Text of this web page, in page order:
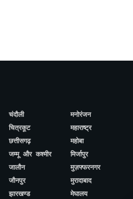
चंदौली
चित्रकूट
छत्तीसगढ़
जम्मू और कश्मीर
जालौन
जौनपुर
झारखण्ड
मनोरंजन
महाराष्ट्र
महोबा
मिर्जापुर
मुज़फ्फरनगर
मुरादाबाद
मेघालय